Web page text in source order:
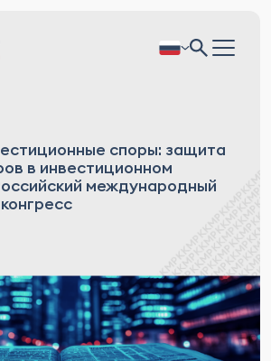
споры: защита
в инвестиционном
международный